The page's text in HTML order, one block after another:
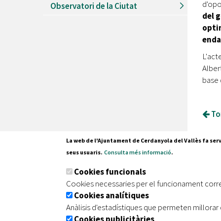
Observatori de la Ciutat
del
base
Tel.
La web de l'Ajuntament de Cerdanyola del Vallès fa
seus usuaris. Consulta més informació.
Cookies funcionals
Cookies necessaries per el funcionament
Cookies analítiques
Anàlisis d'estadístiques que permeten